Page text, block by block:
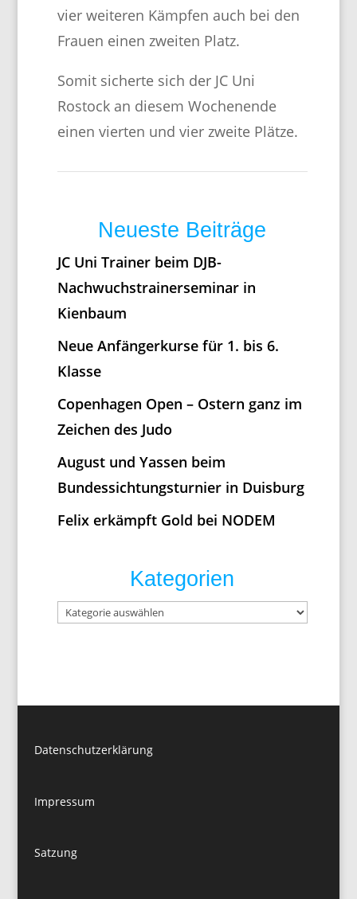
vier weiteren Kämpfen auch bei den
Frauen einen zweiten Platz.
Somit sicherte sich der JC Uni
Rostock an diesem Wochenende
einen vierten und vier zweite Plätze.
Neueste Beiträge
JC Uni Trainer beim DJB-
Nachwuchstrainerseminar in
Kienbaum
Neue Anfängerkurse für 1. bis 6.
Klasse
Copenhagen Open – Ostern ganz im
Zeichen des Judo
August und Yassen beim
Bundessichtungsturnier in Duisburg
Felix erkämpft Gold bei NODEM
Kategorien
Kategorien
Datenschutzerklärung
Impressum
Satzung